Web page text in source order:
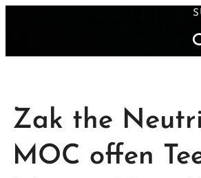
Zak the
MOC offen